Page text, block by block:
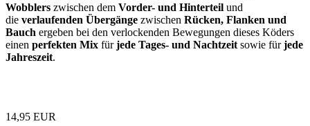
Wobblers zwischen dem Vorder- und Hinterteil und
die verlaufenden Übergänge zwischen Rücken, Flanken und
Bauch ergeben bei den verlockenden Bewegungen dieses Köders
einen perfekten Mix fürjede Tages- und Nachtzeit sowie fürjede
Jahreszeit.
14,95 EUR